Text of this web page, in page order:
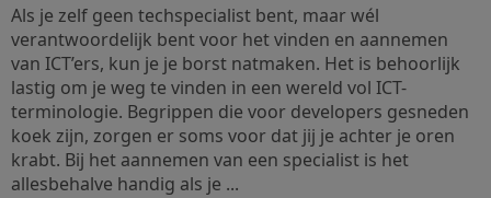
Als je zelf geen techspecialist bent, maar wél
verantwoordelijk bent voor het vinden en aannemen
van ICT’ers, kun je je borst natmaken. Het is behoorlijk
lastig om je weg te vinden in een wereld vol ICT-
terminologie. Begrippen die voor developers gesneden
koek zijn, zorgen er soms voor dat jij je achter je oren
krabt. Bij het aannemen van een specialist is het
allesbehalve handig als je ...